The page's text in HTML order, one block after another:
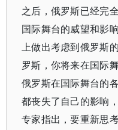
之后，俄罗斯已经完
国际舞台的威望和影
上做出考虑到俄罗斯
罗斯，你将来在国际
俄罗斯在国际舞台的
都丧失了自己的影响
专家指出，要重新思